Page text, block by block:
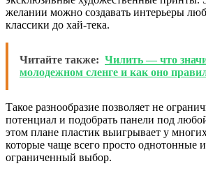
желании можно создавать интерьеры
классики до хай-тека.
Читайте также: Чилить — что
молодежном сленге и как оно
Такое разнообразие позволяет не
потенциал и подобрать панели под
этом плане пластик выигрывает у
которые чаще всего просто однотонные
ограниченный выбор.